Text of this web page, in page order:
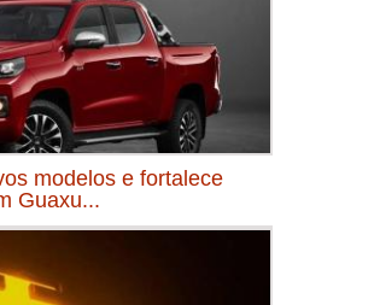
modelos e fortalece
Guaxu...